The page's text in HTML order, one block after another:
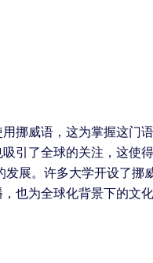
挪威语，这为掌握这门
引了全球的关注，这使
展。许多大学开设了挪
也为全球化背景下的文